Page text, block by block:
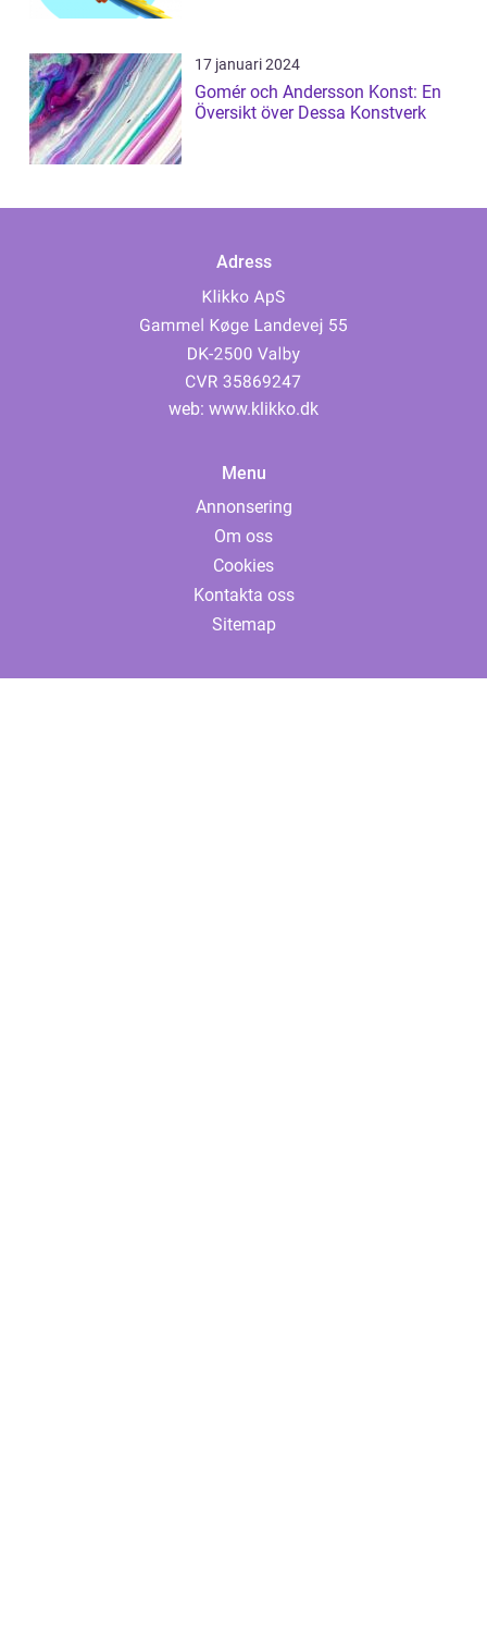
17 januari 2024
Gomér och Andersson Konst: En
Översikt över Dessa Konstverk
Adress
web: www.klikko.dk
Menu
Annonsering
Om oss
Cookies
Kontakta oss
Sitemap